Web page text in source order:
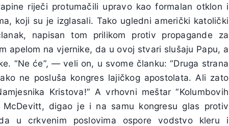
riječi protumačili upravo kao formalan otklon i
koji su je izglasali. Tako ugledni američki katolički
napisan tom prilikom protiv propagande za
apelom na vjernike, da u ovoj stvari slušaju Papu, a
“Ne će”, — veli on, u svome članku: “Druga strana
ne posluša kongres lajičkog apostolata. Ali zato
Kristova!” A vrhovni meštar “Kolumbovih
digao je i na samu kongresu glas protiv
u crkvenim poslovima ospore vodstvo kleru i